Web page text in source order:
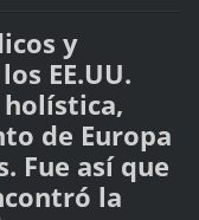
y
EE.UU.
de Europa
Fue así que
la